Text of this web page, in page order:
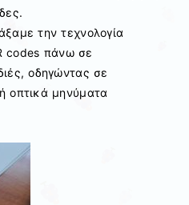
την τεχνολογία
codes πάνω σε
οδηγώντας σε
οπτικά μηνύματα